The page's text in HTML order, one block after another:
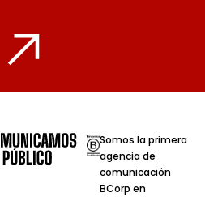
Somos la primera
agencia de
comunicación
BCorp en